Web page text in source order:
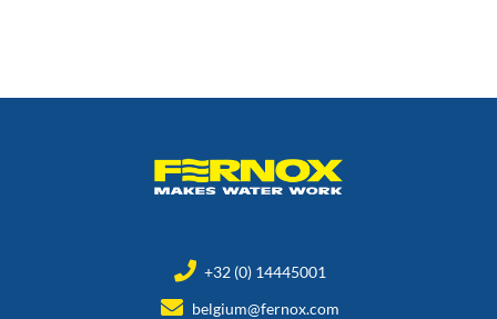
+32 (0) 14445001
belgium@fernox.com